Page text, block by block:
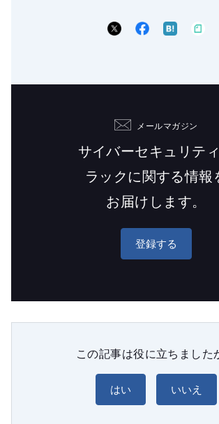
メールマガジン
サイバーセキュリテ
ラックに関する情報
お届けします。
登録する
この記事は役に立ちました
はい いいえ